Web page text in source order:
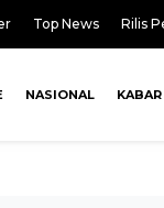
Top News Rilis
NASIONAL